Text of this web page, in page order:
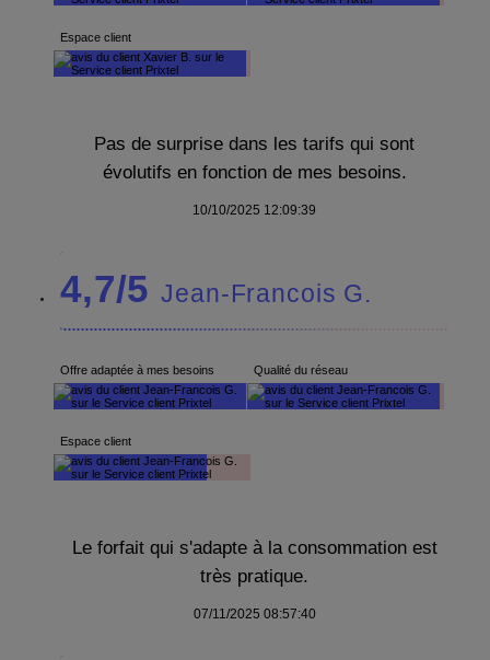
Espace client
Pas de surprise dans les tarifs qui sont
évolutifs en fonction de mes besoins.
10/10/2025 12:09:39
4,7/5Jean-Francois G.
Offre adaptée à mes besoins Qualité du réseau
Espace client
Le forfait qui s'adapte à la consommation est
très pratique.
07/11/2025 08:57:40